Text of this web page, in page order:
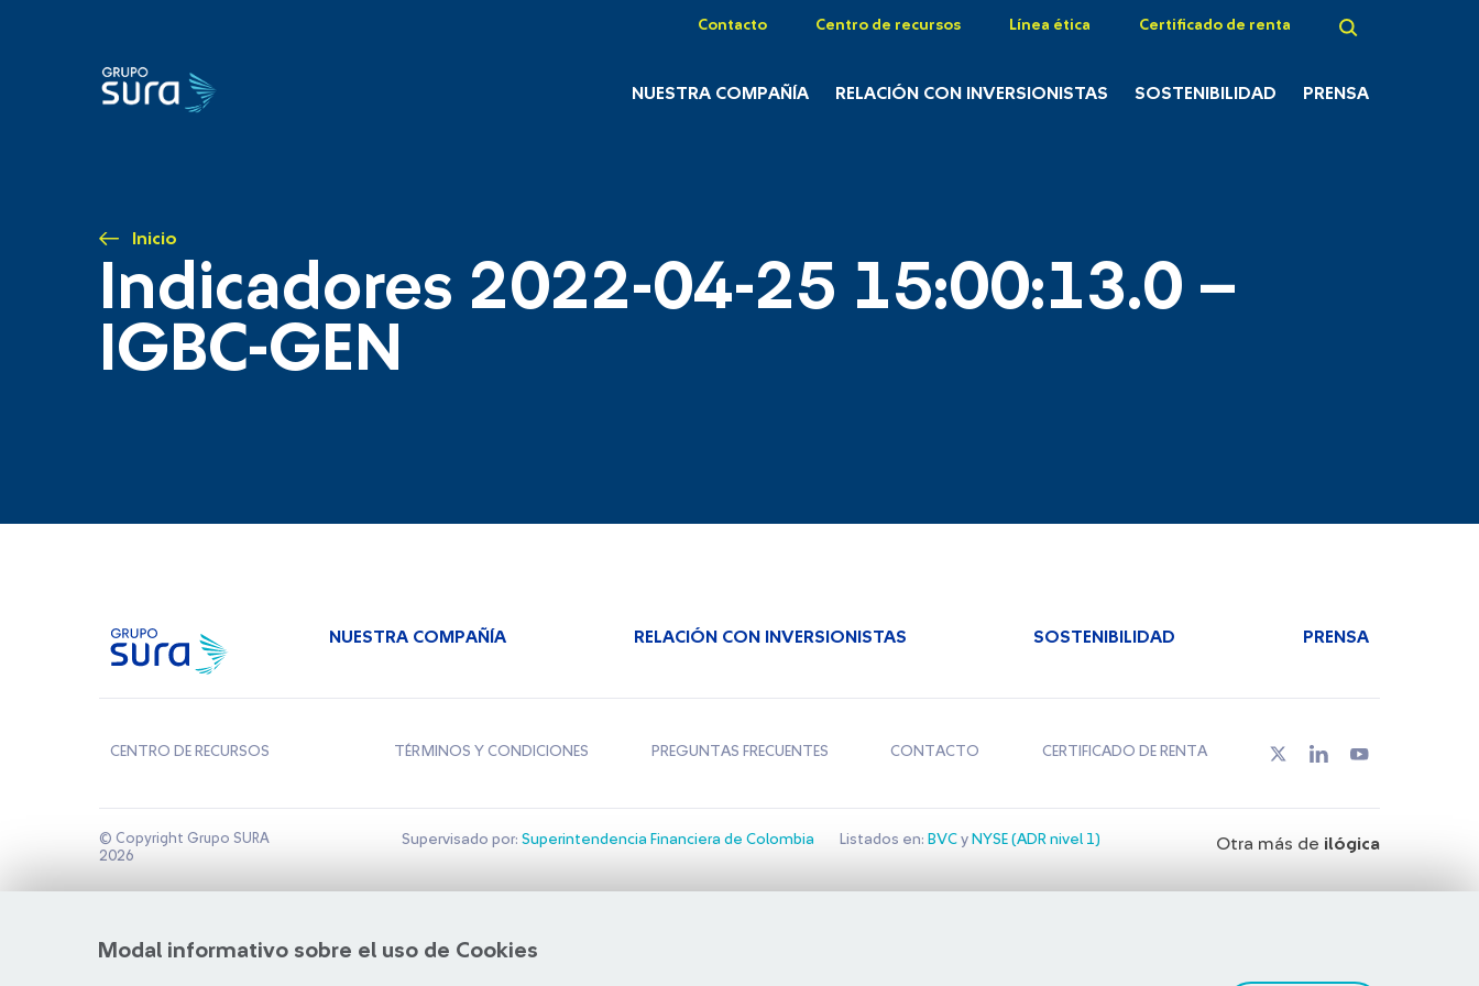
Contacto Centro de recursos Línea ética Certificado de renta
NUESTRA COMPAÑÍA RELACIÓN CON INVERSIONISTAS SOSTENIBILIDAD PRENSA
Inicio
Indicadores 2022-04-25 15:00:13.0 –
IGBC-GEN
Modal informativo sobre el uso de Cookies
NUESTRA COMPAÑÍA RELACIÓN CON INVERSIONISTAS SOSTENIBILIDAD PRENSA
CENTRO DE RECURSOS TÉRMINOS Y CONDICIONES PREGUNTAS FRECUENTES CONTACTO CERTIFICADO DE RENTA
© Copyright Grupo SURA
2026
Supervisado por: Superintendencia Financiera de Colombia Listados en: BVCy NYSE (ADR nivel 1) Otra más de ilógica